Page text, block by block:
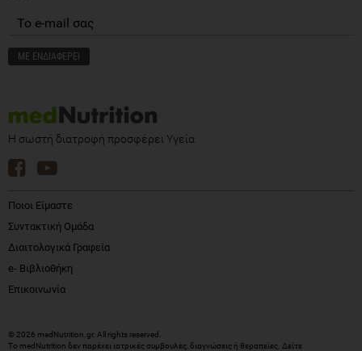
Η σωστή διατροφή προσφέρει Υγεία
Ποιοι Είμαστε
Συντακτική Ομάδα
Διαιτολογικά Γραφεία
e- Βιβλιοθήκη
Επικοινωνία
© 2026 medNutrition.gr. All rights reserved.
Το medNutrition δεν παρέχει ιατρικές συμβουλές, διαγνώσεις ή θεραπείες. Δείτε